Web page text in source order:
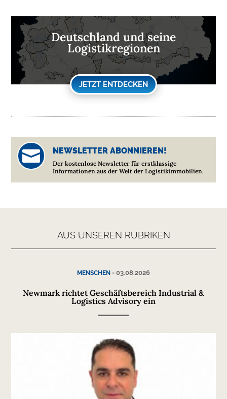
Deutschland und seine
Logistikregionen
JETZT ENTDECKEN
 NEWSLETTER ABONNIEREN!
Der kostenlose Newsletter für erstklassige
Informationen aus der Welt der Logistikimmobilien.
AUS UNSEREN RUBRIKEN
MENSCHEN - 03.08.2026
Newmark richtet Geschäftsbereich Industrial &
Logistics Advisory ein